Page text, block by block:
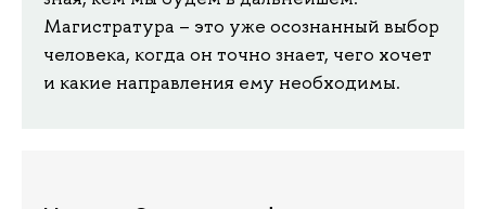
Магистратура – это уже осознанный выбор
человека, когда он точно знает, чего хочет
и какие направления ему необходимы.